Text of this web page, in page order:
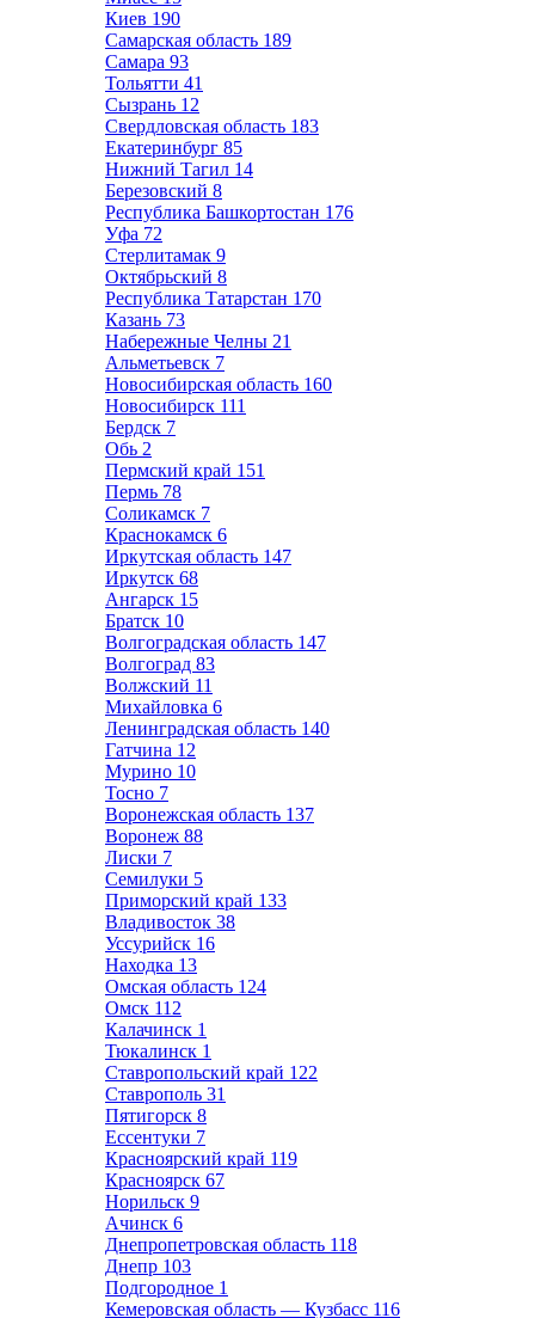
Киев 190
Самарская область 189
Самара 93
Тольятти 41
Сызрань 12
Свердловская область 183
Екатеринбург 85
Нижний Тагил 14
Березовский 8
Республика Башкортостан 176
Уфа 72
Стерлитамак 9
Октябрьский 8
Республика Татарстан 170
Казань 73
Набережные Челны 21
Альметьевск 7
Новосибирская область 160
Новосибирск 111
Бердск 7
Обь 2
Пермский край 151
Пермь 78
Соликамск 7
Краснокамск 6
Иркутская область 147
Иркутск 68
Ангарск 15
Братск 10
Волгоградская область 147
Волгоград 83
Волжский 11
Михайловка 6
Ленинградская область 140
Гатчина 12
Мурино 10
Тосно 7
Воронежская область 137
Воронеж 88
Лиски 7
Семилуки 5
Приморский край 133
Владивосток 38
Уссурийск 16
Находка 13
Омская область 124
Омск 112
Калачинск 1
Тюкалинск 1
Ставропольский край 122
Ставрополь 31
Пятигорск 8
Ессентуки 7
Красноярский край 119
Красноярск 67
Норильск 9
Ачинск 6
Днепропетровская область 118
Днепр 103
Подгородное 1
Кемеровская область — Кузбасс 116